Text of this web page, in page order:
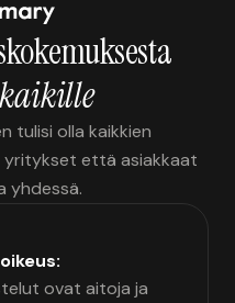
tulisi olla kaikkien
että asiakkaat
yhdessä.
ovat aitoja ja